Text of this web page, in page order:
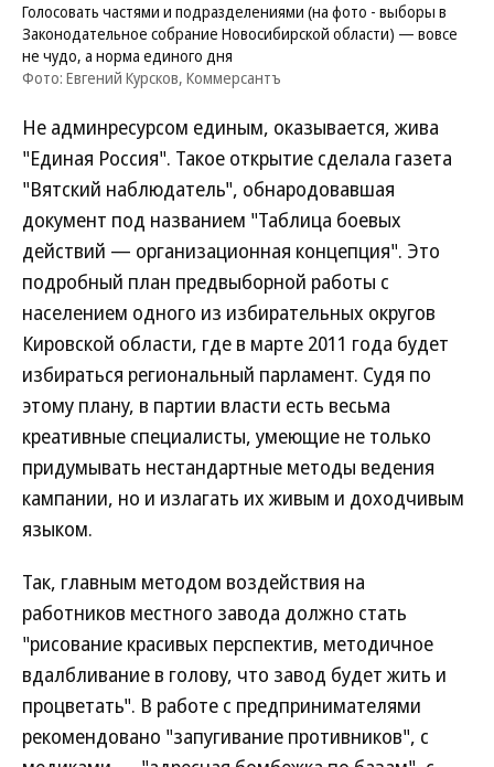
Голосовать частями и подразделениями (на фото - выборы в
Законодательное собрание Новосибирской области) — вовсе
не чудо, а норма единого дня
Фото: Евгений Курсков, Коммерсантъ
Не админресурсом единым, оказывается, жива
"Единая Россия". Такое открытие сделала газета
"Вятский наблюдатель", обнародовавшая
документ под названием "Таблица боевых
действий — организационная концепция". Это
подробный план предвыборной работы с
населением одного из избирательных округов
Кировской области, где в марте 2011 года будет
избираться региональный парламент. Судя по
этому плану, в партии власти есть весьма
креативные специалисты, умеющие не только
придумывать нестандартные методы ведения
кампании, но и излагать их живым и доходчивым
языком.
Так, главным методом воздействия на
работников местного завода должно стать
"рисование красивых перспектив, методичное
вдалбливание в голову, что завод будет жить и
процветать". В работе с предпринимателями
рекомендовано "запугивание противников", с